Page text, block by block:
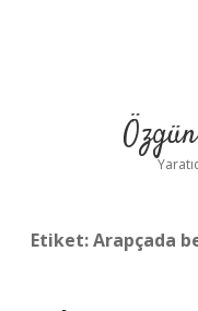
Etiket:Arapçada